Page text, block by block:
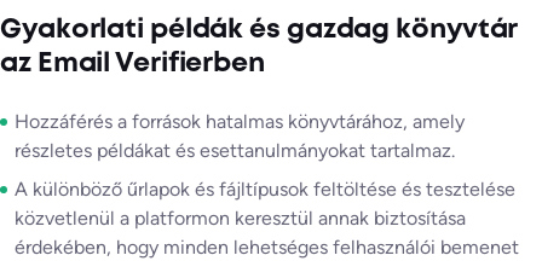
Gyakorlati példák és gazdag könyvtár
az Email Verifierben
Hozzáférés a források hatalmas könyvtárához, amely
részletes példákat és esettanulmányokat tartalmaz.
A különböző űrlapok és fájltípusok feltöltése és tesztelése
közvetlenül a platformon keresztül annak biztosítása
érdekében, hogy minden lehetséges felhasználói bemenet